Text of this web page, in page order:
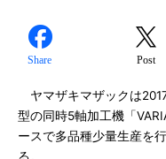
Share Post
ヤマザキマザックは
型の同時5軸加工機「
ースで多品種少量生産を